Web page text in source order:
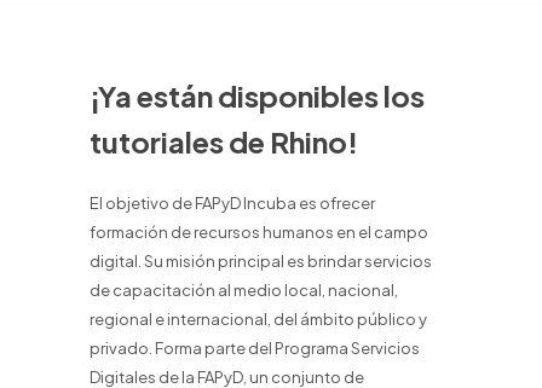
¡Ya están disponibles los
tutoriales de Rhino!
El objetivo de FAPyD Incuba es ofrecer
formación de recursos humanos en el campo
digital. Su misión principal es brindar servicios
de capacitación al medio local, nacional,
regional e internacional, del ámbito público y
privado. Forma parte del Programa Servicios
Digitales de la FAPyD, un conjunto de